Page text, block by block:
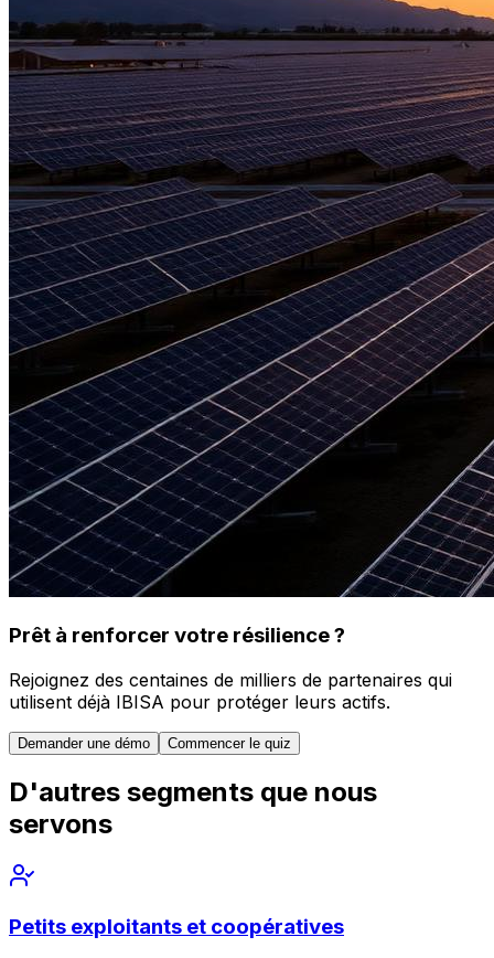
Prêt à renforcer votre résilience ?
Rejoignez des centaines de milliers de partenaires qui
utilisent déjà IBISA pour protéger leurs actifs.
Demander une démo Commencer le quiz
D'autres segments que nous
servons
Petits exploitants et coopératives